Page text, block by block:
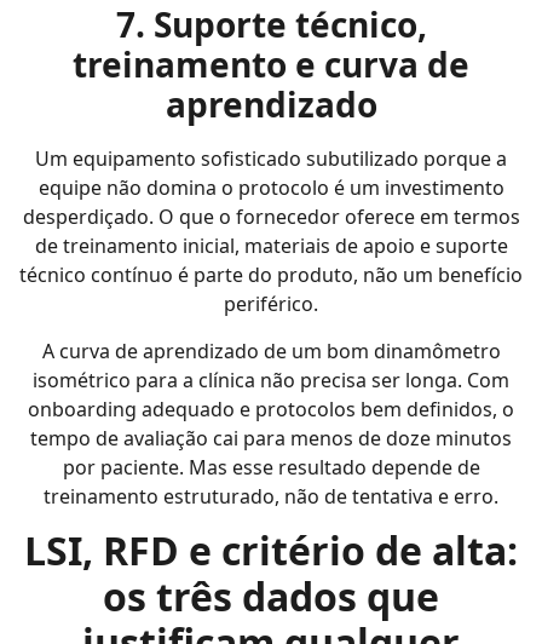
7. Suporte técnico,
treinamento e curva de
aprendizado
Um equipamento sofisticado subutilizado porque a
equipe não domina o protocolo é um investimento
desperdiçado. O que o fornecedor oferece em termos
de treinamento inicial, materiais de apoio e suporte
técnico contínuo é parte do produto, não um benefício
periférico.
A curva de aprendizado de um bom dinamômetro
isométrico para a clínica não precisa ser longa. Com
onboarding adequado e protocolos bem definidos, o
tempo de avaliação cai para menos de doze minutos
por paciente. Mas esse resultado depende de
treinamento estruturado, não de tentativa e erro.
LSI, RFD e critério de alta:
os três dados que